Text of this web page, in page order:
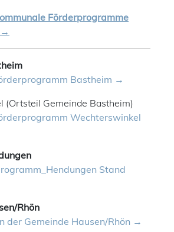
Förderprogramme
Bastheim
(Ortsteil Gemeinde Bastheim)
Wechterswinkel
Stand
Rhön
der Gemeinde Hausen/Rhön